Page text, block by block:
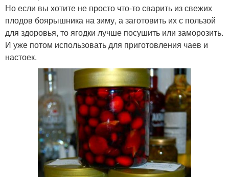
Но если вы хотите не просто что-то сварить из свежих
плодов боярышника на зиму, а заготовить их с пользой
для здоровья, то ягодки лучше посушить или заморозить.
И уже потом использовать для приготовления чаев и
настоек.